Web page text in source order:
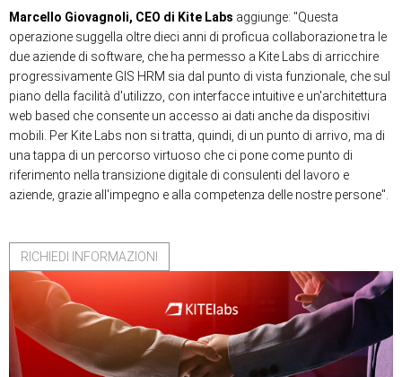
Marcello Giovagnoli, CEO di Kite Labs aggiunge: "Questa
operazione suggella oltre dieci anni di proficua collaborazione tra le
due aziende di software, che ha permesso a Kite Labs di arricchire
progressivamente GIS HRM sia dal punto di vista funzionale, che sul
piano della facilità d'utilizzo, con interfacce intuitive e un'architettura
web based che consente un accesso ai dati anche da dispositivi
mobili. Per Kite Labs non si tratta, quindi, di un punto di arrivo, ma di
una tappa di un percorso virtuoso che ci pone come punto di
riferimento nella transizione digitale di consulenti del lavoro e
aziende, grazie all'impegno e alla competenza delle nostre persone".
RICHIEDI INFORMAZIONI